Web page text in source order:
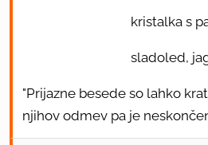
kristalka s
sladoled,
"Prijazne besede so lahko
njihov odmev pa je